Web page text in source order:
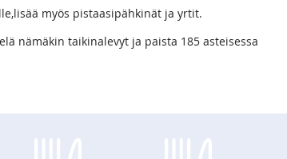
myös pistaasipähkinät ja yrtit.
nämäkin taikinalevyt ja paista 185 asteisessa